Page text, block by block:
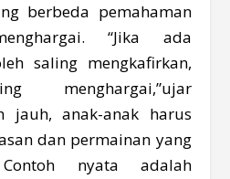
berbeda pemahaman
“Jika ada
saling mengkafirkan,
menghargai,”ujar
jauh, anak-anak harus
dan permainan yang
Contoh nyata adalah